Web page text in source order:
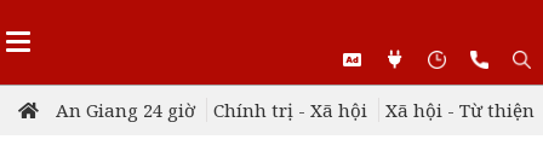
An Giang 24 giờ Chính trị - Xã hội Xã hội - Từ thiện